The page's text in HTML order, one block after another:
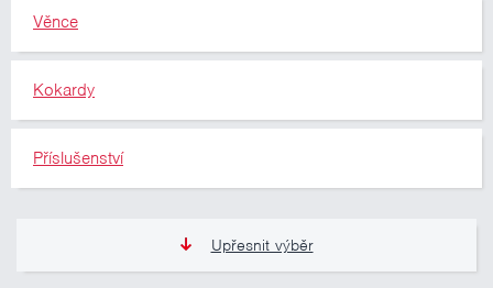
Věnce
Kokardy
Příslušenství
Upřesnit výběr